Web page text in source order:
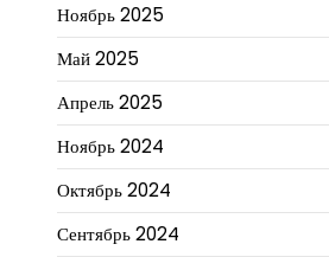
Ноябрь 2025
Май 2025
Апрель 2025
Ноябрь 2024
Октябрь 2024
Сентябрь 2024